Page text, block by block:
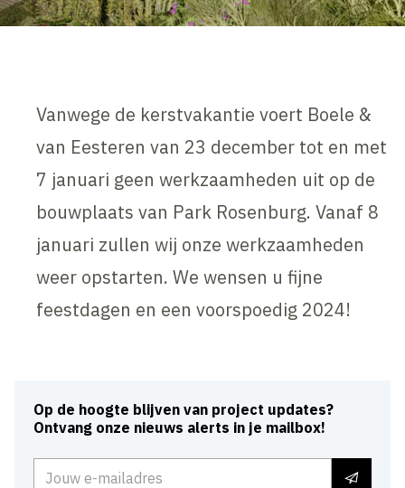
Vanwege de kerstvakantie voert Boele &
van Eesteren van 23 december tot en met
7 januari geen werkzaamheden uit op de
bouwplaats van Park Rosenburg. Vanaf 8
januari zullen wij onze werkzaamheden
weer opstarten. We wensen u fijne
feestdagen en een voorspoedig 2024!
Op de hoogte blijven van project updates?
Ontvang onze nieuws alerts in je mailbox!